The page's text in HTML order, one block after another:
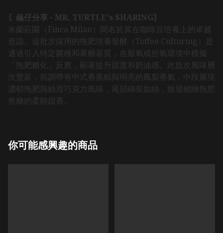
〘龜仔分享 - MR. TURTLE's SHARING〙
米蘭莊園（Finca Milan）聞名於其在咖啡豆培養上的卓越
造詣。這批次採用的拖肥培養發酵（Toffee Culturing）是
通過引入特定菌種和果糖基質，在厭氧或控氧環境中模擬
「拖肥糖化」反應，顯著提升甜度和奶油感。此批次風味層
次豐富，前調帶有中式香蕉糕與明亮的鳳梨香氣，中段展現
濃郁拖肥與絲滑巧克力風味，尾韻綿長如絲，散發細緻拖肥
焦糖的柔順甜香。
你可能感興趣的商品